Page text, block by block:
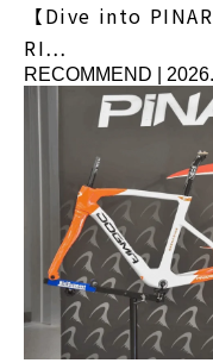
【Dive into
RI…
RECOMMEND